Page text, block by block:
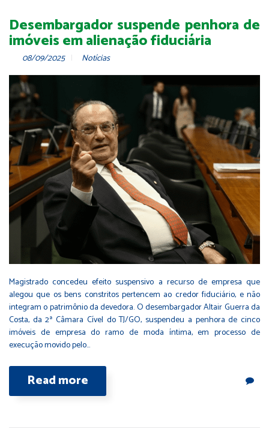
Desembargador suspende penhora de
imóveis em alienação fiduciária
08/09/2025 Notícias
Magistrado concedeu efeito suspensivo a recurso de empresa que
alegou que os bens constritos pertencem ao credor fiduciário, e não
integram o patrimônio da devedora. O desembargador Altair Guerra da
Costa, da 2ª Câmara Cível do TJ/GO, suspendeu a penhora de cinco
imóveis de empresa do ramo de moda íntima, em processo de
execução movido pelo…
Read more